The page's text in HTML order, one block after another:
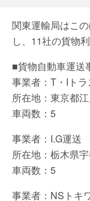
関東運輸局はこ
し、11社の貨物
■貨物自動車運送
事業者：T・Iトラ
所在地：東京都
車両数：5
事業者：I.G運送
所在地：栃木県
車両数：5
事業者：NSトキ